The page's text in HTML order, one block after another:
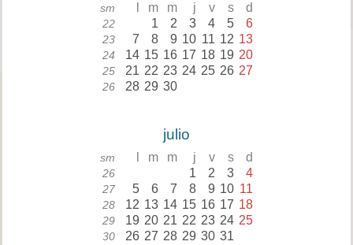
sm m m j v s d
22 1 2 3 4 5 6
23 7 8 9 10 11 12 13
24 14 15 16 17 18 19 20
25 21 22 23 24 25 26 27
26 28 29 30
julio
sm m m j v s d
26 1 2 3 4
27 5 6 7 8 9 10 11
28 12 13 14 15 16 17 18
29 19 20 21 22 23 24 25
30 26 27 28 29 30 31